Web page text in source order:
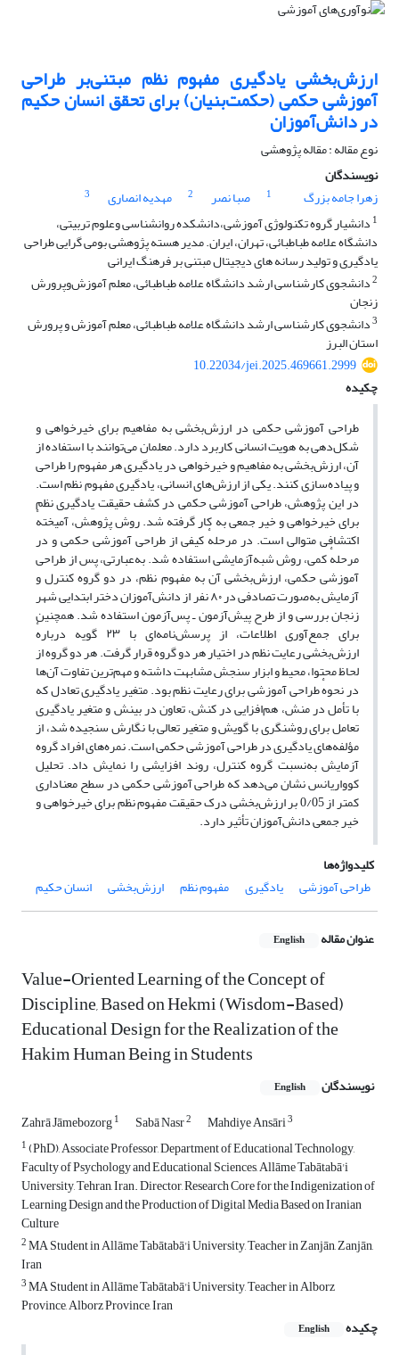
ارزش‌بخشی یادگیری مفهوم نظم مبتنی‌بر طراحی
آموزشی حکمی (حکمت‌بنیان) برای تحقق انسان حکیم
در دانش‌آموزان
نوع مقاله : مقاله پژوهشی
نویسندگان
زهرا جامه بزرگ
1 صبا نصر 2 مهدیه انصاری
3
1 دانشیار گروه تکنولوژی آموزشی،دانشکده روانشناسی وعلوم تربیتی،
دانشگاه علامه طباطبائی، تهران، ایران. مدیر هسته پژوهشی بومی گرایی طراحی
یادگیری و تولید رسانه های دیجیتال مبتنی بر فرهنگ ایرانی
2دانشجوی کارشناسی ارشد دانشگاه علامه طباطبائی، معلم آموزش‌وپرورش
زنجان
3دانشجوی کارشناسی ارشد دانشگاه علامه طباطبائی، معلم آموزش و پرورش
استان البرز
10.22034/jei.2025.469661.2999
چکیده
طراحی آموزشی حکمی در ارزش‌بخشی به مفاهیم برای خیرخواهی و
شکل‌دهی به هویت انسانی کاربرد دارد. معلمان می‌توانند با استفاده از
آن، ارزش‌بخشی به مفاهیم و خیرخواهی در یادگیری هر مفهوم را طراحی
و پیاده‌سازی کنند. یکی از ارزش‌های انسانی، یادگیری مفهوم نظم است.
در این پژوهش، طراحی آموزشی حکمی در کشف حقیقت یادگیری نظم
برای خیرخواهی و خیر جمعی به کار گرفته شد. روش پژوهش، آمیختهٔ
اکتشافی متوالی است. در مرحلهٔ کیفی از طراحی آموزشی حکمی و در
مرحلهٔ کمی، روش شبه‌آزمایشی استفاده شد. به‌عبارتی، پس از طراحی
آموزشی حکمی، ارزش‌بخشی آن به مفهوم نظم، در دو گروه کنترل و
آزمایش به‌صورت تصادفی در ۸۰ نفر از دانش‌آموزان دختر ابتدایی شهر
زنجان بررسی و از طرح پیش‌آزمون ـ پس‌آزمون استفاده شد. همچنین
برای جمع‌آوری اطلاعات، از پرسش‌نامه‌ای با ۲۳ گویه دربارهٔ
ارزش‌بخشی رعایت نظم در اختیار هر دو گروه قرار گرفت. هر دو گروه از
لحاظ محتوا، محیط و ابزار سنجش مشابهت داشته و مهم‌ترین تفاوت آن‌ها
در نحوهٔ طراحی آموزشی برای رعایت نظم بود. متغیر یادگیری تعادل که
با تأمل در منش، هم‌افزایی در کنش، تعاون در بینش و متغیر یادگیری
تعامل برای روشنگری با گویش و متغیر تعالی با نگارش سنجیده شد، از
مؤلفه‌های یادگیری در طراحی آموزشی حکمی است. نمره‌های افراد گروه
آزمایش به‌نسبت گروه کنترل، روند افزایشی را نمایش داد. تحلیل
کوواریانس نشان می‌دهد که طراحی آموزشی حکمی در سطح معنا‌داری
کمتر از 0/05 بر ارزش‌بخشی درک حقیقت مفهوم نظم برای خیرخواهی و
خیر جمعی دانش‌آموزان تأثیر دارد.
کلیدواژه‌ها
طراحی آموزشی
یادگیری مفهوم نظم ارزش‌بخشی انسان حکیم
عنوان مقاله English
Value-Oriented Learning of the Concept of
Discipline, Based on Hekmi (Wisdom-Based)
Educational Design for the Realization of the
Hakim Human Being in Students
نویسندگان English
Zahrā Jāmebozorg1 Sabā Nasr2 Mahdiye Ansāri3
1(PhD), Associate Professor, Department of Educational Technology,
Faculty of Psychology and Educational Sciences, Allāme Tabātabā'i
University, Tehran, Iran. Director, Research Core for the Indigenization of
Learning Design and the Production of Digital Media Based on Iranian
Culture
2MA Student in Allāme Tabātabā'i University, Teacher in Zanjān, Zanjān,
Iran
3MA Student in Allāme Tabātabā'i University, Teacher in Alborz
Province, Alborz Province, Iran
چکیده
English